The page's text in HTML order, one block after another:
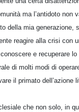
ma l’antidoto non
della mia generazione,
reagire alla crisi con
e recuperare
di molti modi di
il primato dell’azione
che non solo, in